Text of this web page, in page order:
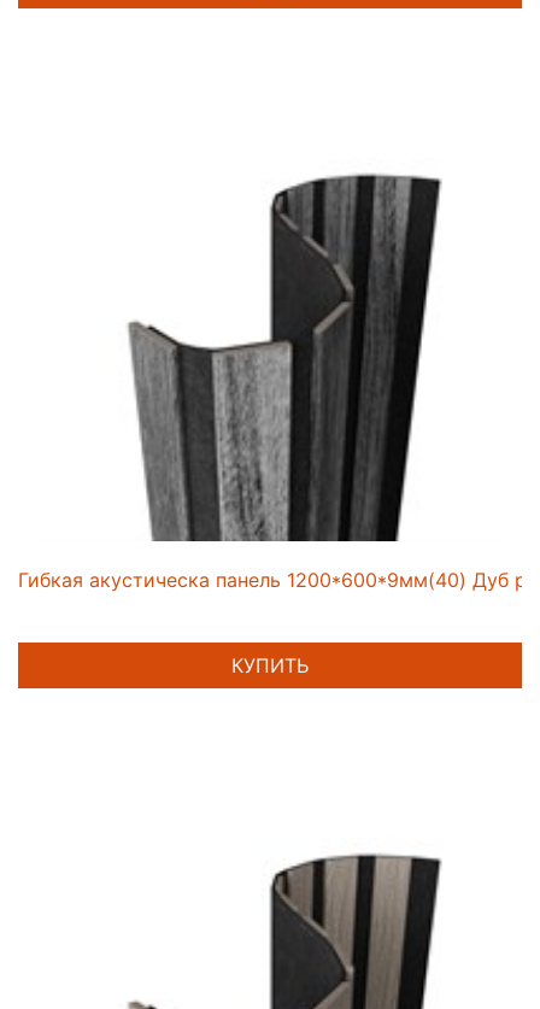
Гибкая акустическа панель 1200*600*9мм(40) Дуб
КУПИТЬ